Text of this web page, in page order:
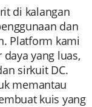
di kalangan
dan
Platform kami
yang luas,
sirkuit DC.
memantau
kuis yang